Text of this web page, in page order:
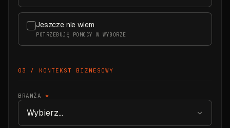
Jeszcze nie wiem
POTRZEBUJĘ POMOCY W WYBORZE
03 / KONTEKST BIZNESOWY
BRANŻA *